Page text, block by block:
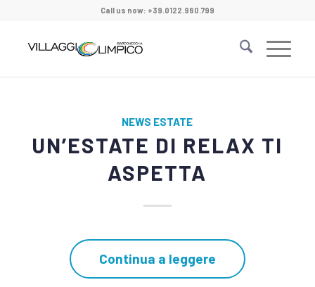
Call us now: +39.0122.980.799
NEWS ESTATE
UN’ESTATE DI RELAX TI
ASPETTA
Continua a leggere